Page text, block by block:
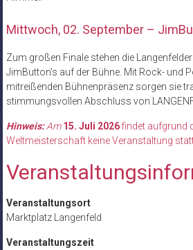
Mittwoch, 02. September –
Zum großen Finale stehen die
JimButton’s auf der Bühne. Mit Rock- und
mitreißenden Bühnenpräsenz sorgen sie
stimmungsvollen Abschluss von
Hinweis:Am 15. Juli 2026findet aufgrund
Weltmeisterschaft keine Veranstaltung
Veranstaltungsort
Marktplatz Langenfeld
Veranstaltungszeit